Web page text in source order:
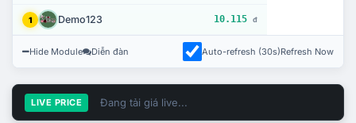
1 Demo123 10.115 đ
Hide Module Diễn đàn Auto-refresh (30s)Refresh Now
LIVE PRICE Đang tải giá live...